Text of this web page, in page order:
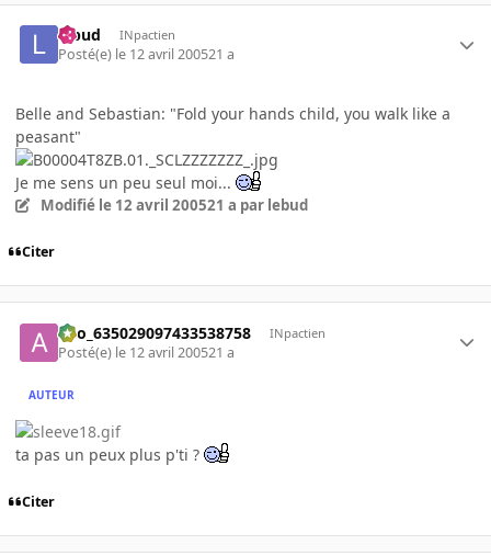
lebud INpactien
Posté(e) le 12 avril 200521 a
Belle and Sebastian: "Fold your hands child, you walk like a
peasant"
Je me sens un peu seul moi...
Modifié le 12 avril 200521 a par lebud
Citer
ano_635029097433538758 INpactien
Posté(e) le 12 avril 200521 a
AUTEUR
ta pas un peux plus p'ti ?
Citer